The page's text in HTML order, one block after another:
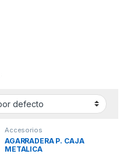
Accesorios
AGARRADERA P. CAJA
METALICA